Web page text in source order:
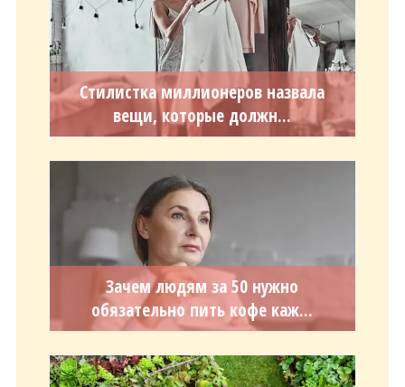
Стилистка миллионеров назвала
вещи, которые должн...
Зачем людям за 50 нужно
обязательно пить кофе каж...